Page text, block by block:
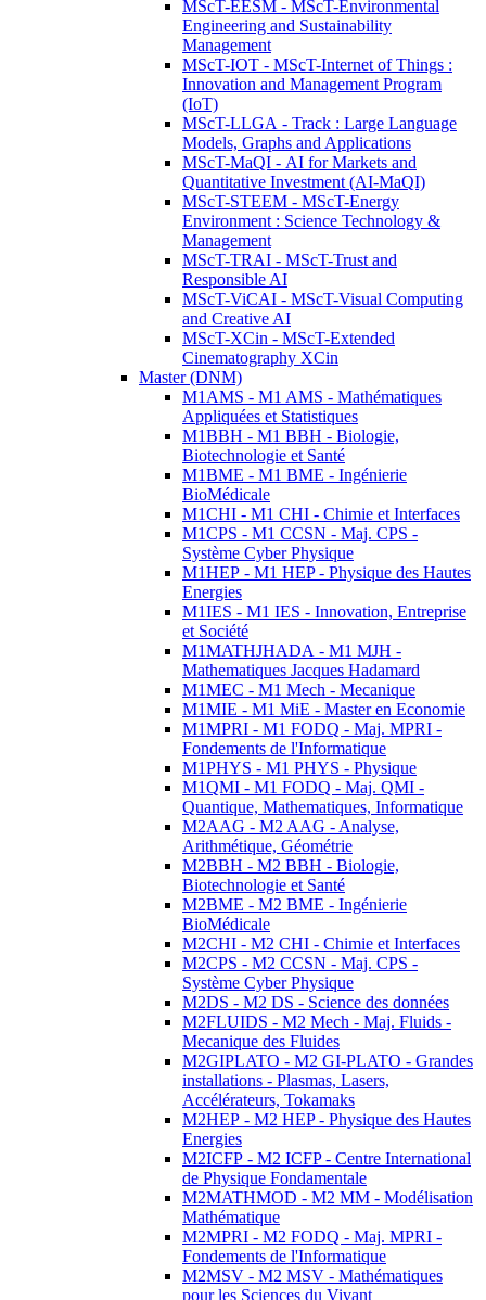
MScT-EESM - MScT-Environmental
Engineering and Sustainability
Management
MScT-IOT - MScT-Internet of Things :
Innovation and Management Program
(IoT)
MScT-LLGA - Track : Large Language
Models, Graphs and Applications
MScT-MaQI - AI for Markets and
Quantitative Investment (AI-MaQI)
MScT-STEEM - MScT-Energy
Environment : Science Technology &
Management
MScT-TRAI - MScT-Trust and
Responsible AI
MScT-ViCAI - MScT-Visual Computing
and Creative AI
MScT-XCin - MScT-Extended
Cinematography XCin
Master (DNM)
M1AMS - M1 AMS - Mathématiques
Appliquées et Statistiques
M1BBH - M1 BBH - Biologie,
Biotechnologie et Santé
M1BME - M1 BME - Ingénierie
BioMédicale
M1CHI - M1 CHI - Chimie et Interfaces
M1CPS - M1 CCSN - Maj. CPS -
Système Cyber Physique
M1HEP - M1 HEP - Physique des Hautes
Energies
M1IES - M1 IES - Innovation, Entreprise
et Société
M1MATHJHADA - M1 MJH -
Mathematiques Jacques Hadamard
M1MEC - M1 Mech - Mecanique
M1MIE - M1 MiE - Master en Economie
M1MPRI - M1 FODQ - Maj. MPRI -
Fondements de l'Informatique
M1PHYS - M1 PHYS - Physique
M1QMI - M1 FODQ - Maj. QMI -
Quantique, Mathematiques, Informatique
M2AAG - M2 AAG - Analyse,
Arithmétique, Géométrie
M2BBH - M2 BBH - Biologie,
Biotechnologie et Santé
M2BME - M2 BME - Ingénierie
BioMédicale
M2CHI - M2 CHI - Chimie et Interfaces
M2CPS - M2 CCSN - Maj. CPS -
Système Cyber Physique
M2DS - M2 DS - Science des données
M2FLUIDS - M2 Mech - Maj. Fluids -
Mecanique des Fluides
M2GIPLATO - M2 GI-PLATO - Grandes
installations - Plasmas, Lasers,
Accélérateurs, Tokamaks
M2HEP - M2 HEP - Physique des Hautes
Energies
M2ICFP - M2 ICFP - Centre International
de Physique Fondamentale
M2MATHMOD - M2 MM - Modélisation
Mathématique
M2MPRI - M2 FODQ - Maj. MPRI -
Fondements de l'Informatique
M2MSV - M2 MSV - Mathématiques
pour les Sciences du Vivant